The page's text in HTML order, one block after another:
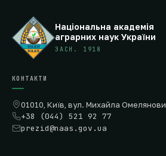
Національна академія
аграрних наук України
ЗАСН. 1918
КОНТАКТИ
01010, Київ, вул. Михайла
+38 (044) 521 92 77
prezid@naas.gov.ua